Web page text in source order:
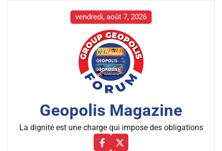
vendredi, août 7, 2026
Geopolis Magazine
La dignité est une charge qui impose des obligations
Facebbok
X